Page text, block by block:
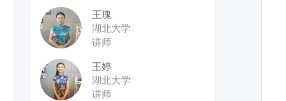
王瑰
湖北大学
讲师
王婷
湖北大学
讲师